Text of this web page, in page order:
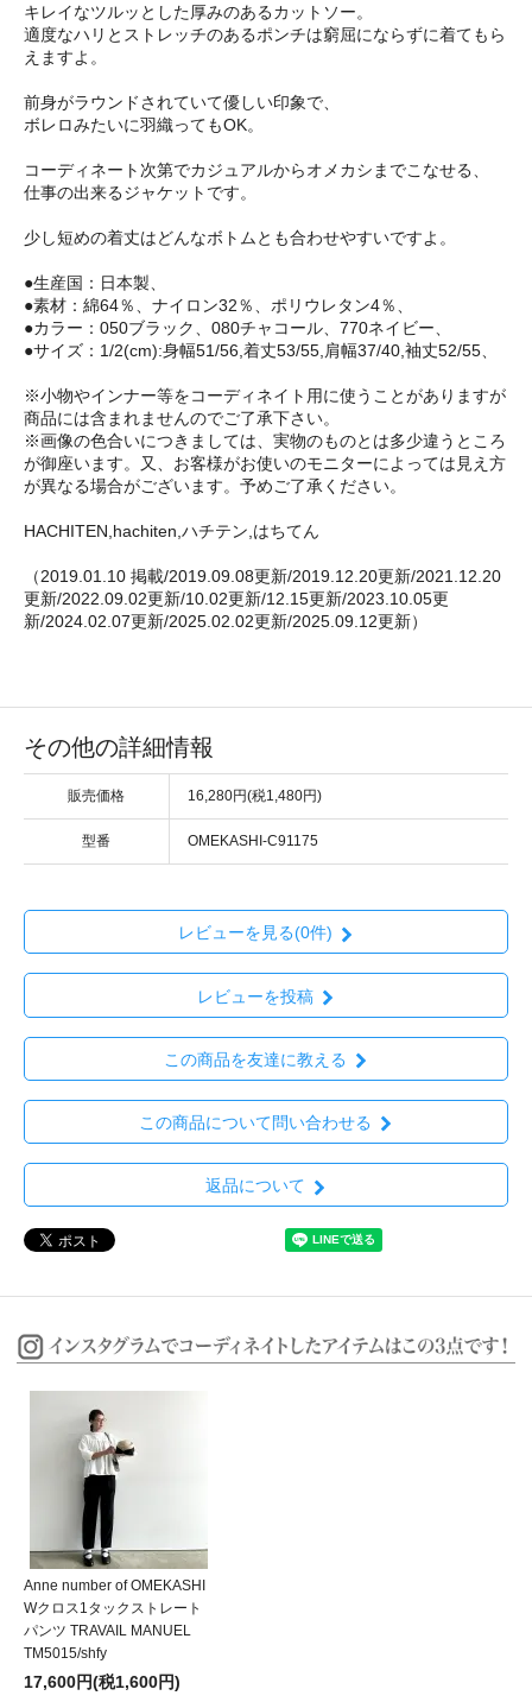
キレイなツルッとした厚みのあるカットソー。
適度なハリとストレッチのあるポンチは窮屈にならずに着てもら
えますよ。
前身がラウンドされていて優しい印象で、
ボレロみたいに羽織ってもOK。
コーディネート次第でカジュアルからオメカシまでこなせる、
仕事の出来るジャケットです。
少し短めの着丈はどんなボトムとも合わせやすいですよ。
●生産国：日本製、
●素材：綿64％、ナイロン32％、ポリウレタン4％、
●カラー：050ブラック、080チャコール、770ネイビー、
●サイズ：1/2(cm):身幅51/56,着丈53/55,肩幅37/40,袖丈52/55、
※小物やインナー等をコーディネイト用に使うことがありますが
商品には含まれませんのでご了承下さい。
※画像の色合いにつきましては、実物のものとは多少違うところ
が御座います。又、お客様がお使いのモニターによっては見え方
が異なる場合がございます。予めご了承ください。
HACHITEN,hachiten,ハチテン,はちてん
（2019.01.10 掲載/2019.09.08更新/2019.12.20更新/2021.12.20
更新/2022.09.02更新/10.02更新/12.15更新/2023.10.05更
新/2024.02.07更新/2025.02.02更新/2025.09.12更新）
その他の詳細情報
販売価格 16,280円(税1,480円)
型番 OMEKASHI-C91175
レビューを見る(0件)
レビューを投稿
この商品を友達に教える
この商品について問い合わせる
返品について
Anne number of OMEKASHI
Wクロス1タックストレート
パンツ TRAVAIL MANUEL
TM5015/shfy
17,600円(税1,600円)